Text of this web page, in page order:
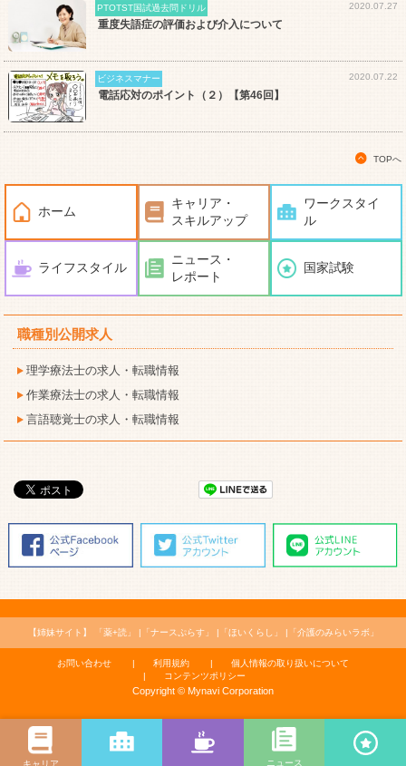
PTOTST国試過去問ドリル 2020.07.27
重度失語症の評価および介入について
ビジネスマナー 2020.07.22
電話応対のポイント（２）【第46回】
TOPへ
ホーム
キャリア・
スキルアップ
ワークスタイ
ル
ライフスタイル
ニュース・
レポート
国家試験
職種別公開求人
理学療法士の求人・転職情報
作業療法士の求人・転職情報
言語聴覚士の求人・転職情報
【姉妹サイト】 「薬+読」 「ナースぷらす」 「ほいくらし」 「介護のみらいラボ」
お問い合わせ 利用規約
個人情報の取り扱いについて
コンテンツポリシー
Copyright © Mynavi Corporation
キャリア ニュース